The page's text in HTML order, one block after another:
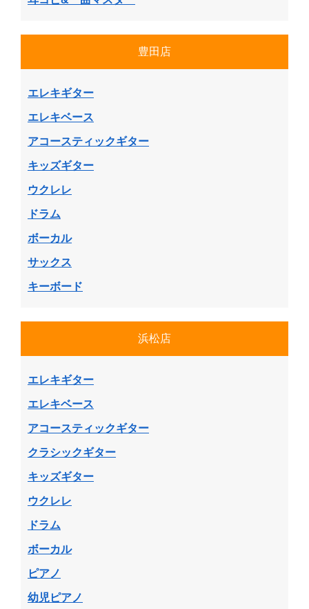
豊田店
エレキギター
エレキベース
アコースティックギター
キッズギター
ウクレレ
ドラム
ボーカル
サックス
キーボード
浜松店
エレキギター
エレキベース
アコースティックギター
クラシックギター
キッズギター
ウクレレ
ドラム
ボーカル
ピアノ
幼児ピアノ